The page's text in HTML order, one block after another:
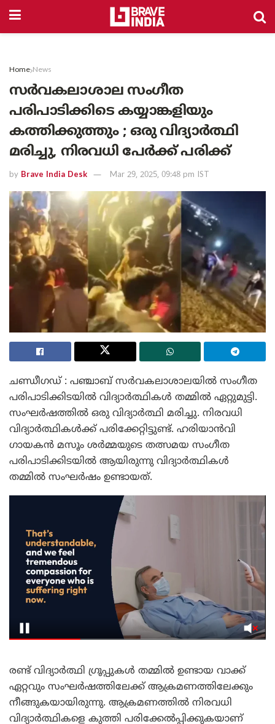
Home News
സർവകലാശാല സംഗീത
പരിപാടിക്കിടെ കയ്യാങ്കളിയും
കത്തിക്കുത്തും ; ഒരു വിദ്യാർത്ഥി
മരിച്ചു, നിരവധി പേർക്ക് പരിക്ക്
by Brave India Desk Mar 29, 2025, 09:48 pm IST
ചണ്ഡീഗഡ് : പഞ്ചാബ് സർവകലാശാലയിൽ സംഗീത
പരിപാടിക്കിടയിൽ വിദ്യാർത്ഥികൾ തമ്മിൽ ഏറ്റുമുട്ടി.
സംഘർഷത്തിൽ ഒരു വിദ്യാർത്ഥി മരിച്ചു. നിരവധി
വിദ്യാർത്ഥികൾക്ക് പരിക്കേറ്റിട്ടുണ്ട്. ഹരിയാൻവി
ഗായകൻ മസൂം ശർമ്മയുടെ തത്സമയ സംഗീത
പരിപാടിക്കിടയിൽ ആയിരുന്നു വിദ്യാർത്ഥികൾ
തമ്മിൽ സംഘർഷം ഉണ്ടായത്.
രണ്ട് വിദ്യാർത്ഥി ഗ്രൂപ്പുകൾ തമ്മിൽ ഉണ്ടായ വാക്ക്
ഏറ്റവും സംഘർഷത്തിലേക്ക് ആക്രമണത്തിലേക്കും
നീങ്ങുകയായിരുന്നു. ആക്രമണത്തിൽ നിരവധി
വിദ്യാർത്ഥികളെ കുത്തി പരിക്കേൽപ്പിക്കുകയാണ്